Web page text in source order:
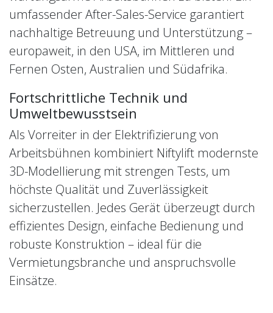
umfassender After-Sales-Service garantiert
nachhaltige Betreuung und Unterstützung –
europaweit, in den USA, im Mittleren und
Fernen Osten, Australien und Südafrika.
Fortschrittliche Technik und
Umweltbewusstsein
Als Vorreiter in der Elektrifizierung von
Arbeitsbühnen kombiniert Niftylift modernste
3D-Modellierung mit strengen Tests, um
höchste Qualität und Zuverlässigkeit
sicherzustellen. Jedes Gerät überzeugt durch
effizientes Design, einfache Bedienung und
robuste Konstruktion – ideal für die
Vermietungsbranche und anspruchsvolle
Einsätze.